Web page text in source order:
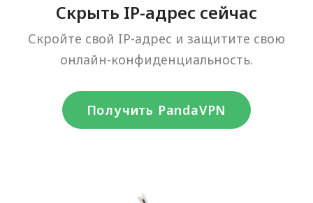
Скрыть IP-адрес сейчас
Скройте свой IP-адрес и защитите свою
онлайн-конфиденциальность.
Получить PandaVPN